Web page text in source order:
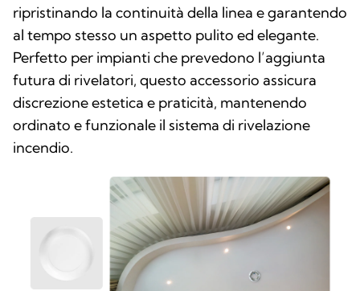
ripristinando la continuità della linea e garantendo
al tempo stesso un aspetto pulito ed elegante.
Perfetto per impianti che prevedono l’aggiunta
futura di rivelatori, questo accessorio assicura
discrezione estetica e praticità, mantenendo
ordinato e funzionale il sistema di rivelazione
incendio.